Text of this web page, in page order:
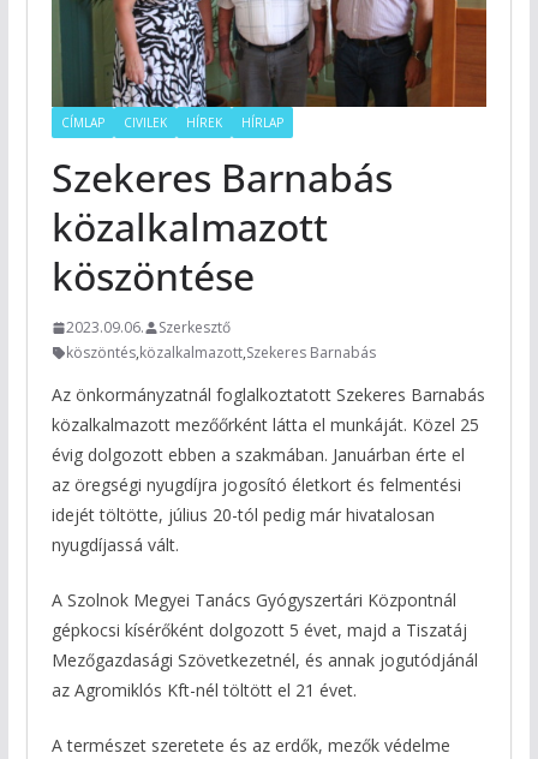
CÍMLAP CIVILEK HÍREK HÍRLAP
Szekeres Barnabás
közalkalmazott
köszöntése
2023.09.06.
Szerkesztő
köszöntés,közalkalmazott,Szekeres Barnabás
Az önkormányzatnál foglalkoztatott Szekeres Barnabás
közalkalmazott mezőőrként látta el munkáját. Közel 25
évig dolgozott ebben a szakmában. Januárban érte el
az öregségi nyugdíjra jogosító életkort és felmentési
idejét töltötte, július 20-tól pedig már hivatalosan
nyugdíjassá vált.
A Szolnok Megyei Tanács Gyógyszertári Központnál
gépkocsi kísérőként dolgozott 5 évet, majd a Tiszatáj
Mezőgazdasági Szövetkezetnél, és annak jogutódjánál
az Agromiklós Kft-nél töltött el 21 évet.
A természet szeretete és az erdők, mezők védelme